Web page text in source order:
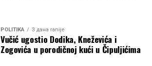
POLITIKA 3 дана ranije
Vučić ugostio Dodika, Kneževića i
Zogovića u porodičnoj kući u Čipuljićima